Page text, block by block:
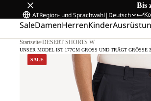
Bis
ATRegion- und Sprachwahl| Deutsch
SaleDamenHerrenKinder
Startseite/DESERT SHORTS W
SALE
UNSER MODEL IST 177CM GROSS UND TRÄGT GRÖSSE 38.